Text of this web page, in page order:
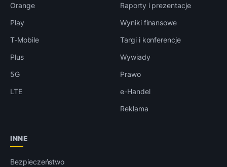
Orange
Play
T-Mobile
Plus
5G
LTE
Raporty i prezentacje
Wyniki finansowe
Targi i konferencje
Wywiady
Prawo
e-Handel
Reklama
INNE
Bezpieczeństwo